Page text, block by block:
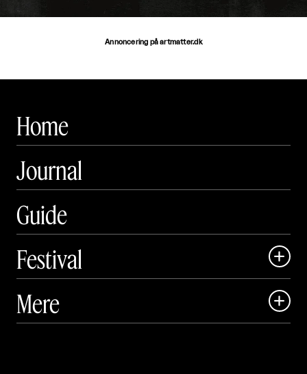
Annoncering på artmatter.dk
Home
Journal
Guide
Festival

 Art Matter Festival
Mere 